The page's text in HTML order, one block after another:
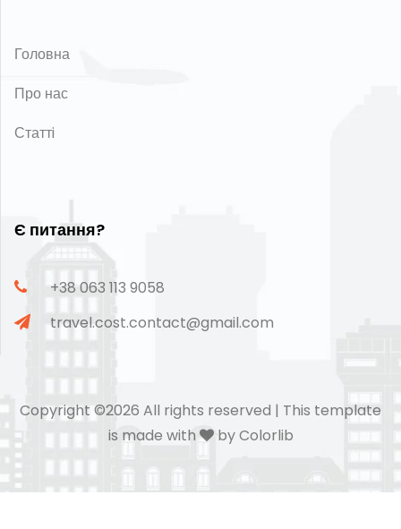
Головна
Про нас
Статтi
Є питання?
+38 063 113 9058
travel.cost.contact@gmail.com
Copyright ©2026 All rights reserved | This template
is made with
byColorlib